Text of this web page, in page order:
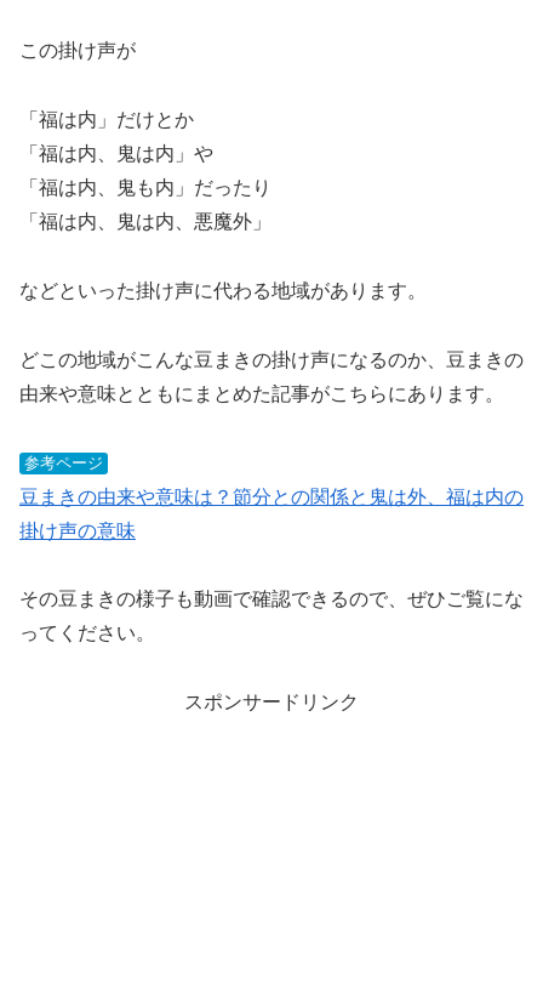
この掛け声が
「福は内」だけとか
「福は内、鬼は内」や
「福は内、鬼も内」だったり
「福は内、鬼は内、悪魔外」
などといった掛け声に代わる地域があります。
どこの地域がこんな豆まきの掛け声になるのか、豆まきの
由来や意味とともにまとめた記事がこちらにあります。
参考ページ
豆まきの由来や意味は？節分との関係と鬼は外、福は内の
掛け声の意味
その豆まきの様子も動画で確認できるので、ぜひご覧にな
ってください。
スポンサードリンク